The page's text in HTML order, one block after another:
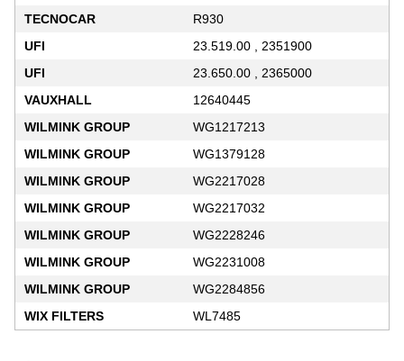
TECNOCAR
R930
UFI
23.519.00 , 2351900
UFI
23.650.00 , 2365000
VAUXHALL
12640445
WILMINK GROUP
WG1217213
WILMINK GROUP
WG1379128
WILMINK GROUP
WG2217028
WILMINK GROUP
WG2217032
WILMINK GROUP
WG2228246
WILMINK GROUP
WG2231008
WILMINK GROUP
WG2284856
WIX FILTERS
WL7485